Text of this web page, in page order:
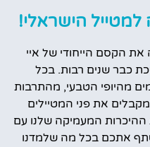
למטייל הישראלי!
את הקסם הייחודי של איי
כבר שנים רבות. בכל
מהיופי הטבעי, מהתרבות
את פני המטיילים
המעמיקה שלנו עם
אתכם בכל מה שלמדנו